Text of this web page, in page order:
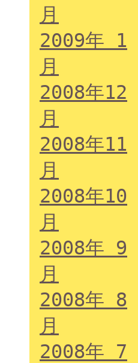
月
2009年 1
月
2008年12
月
2008年11
月
2008年10
月
2008年 9
月
2008年 8
月
2008年 7